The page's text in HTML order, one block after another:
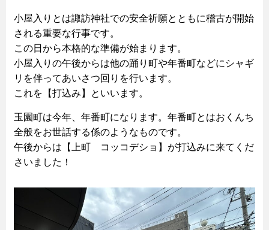
小屋入りとは諏訪神社での安全祈願とともに稽古が開始
される重要な行事です。
この日から本格的な準備が始まります。
小屋入りの午後からは他の踊り町や年番町などにシャギ
リを伴ってあいさつ回りを行います。
これを【打込み】といいます。
玉園町は今年、年番町になります。年番町とはおくんち
全般をお世話する係のようなものです。
午後からは【上町 コッコデショ】が打込みに来てくだ
さいました！